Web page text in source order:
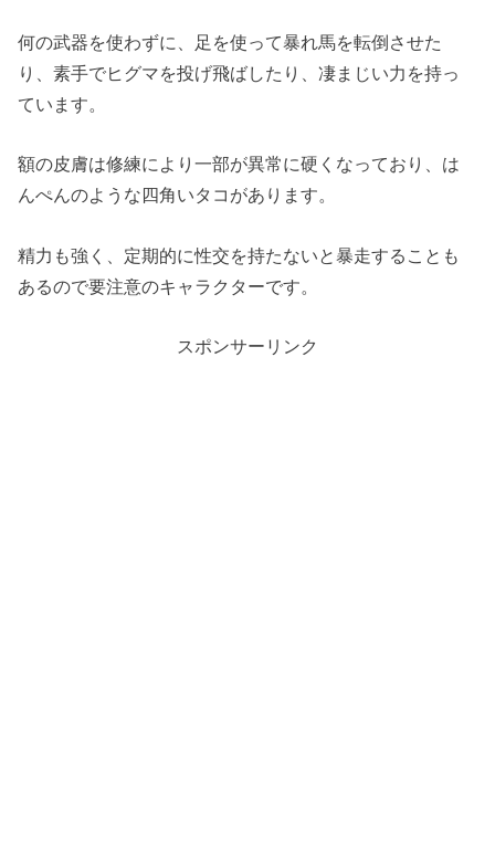
何の武器を使わずに、足を使って暴れ馬を転倒させた
り、素手でヒグマを投げ飛ばしたり、凄まじい力を持っ
ています。
額の皮膚は修練により一部が異常に硬くなっており、は
んぺんのような四角いタコがあります。
精力も強く、定期的に性交を持たないと暴走することも
あるので要注意のキャラクターです。
スポンサーリンク